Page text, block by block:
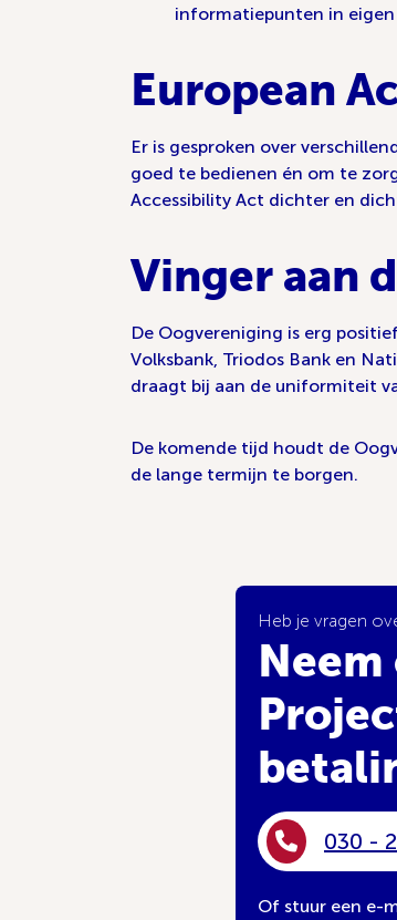
informatiepunten in
European
Er is gesproken over
goed te bedienen én om te
Accessibility Act dichter en
Vinger aan
De Oogvereniging is erg
Volksbank, Triodos Bank en
draagt bij aan de uniformiteit
De komende tijd houdt de
de lange termijn te borgen.
Heb je vragen
030 -
Of stuur een e-